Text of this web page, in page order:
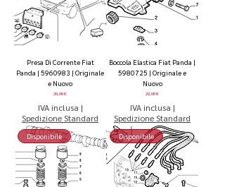
Presa Di Corrente Fiat
Panda | 5960983 | Originale
e Nuovo
Prezzo
20,00 €
IVA inclusa |
Spedizione Standard
Boccola Elastica Fiat Panda |
5980725 | Originale e
Nuovo
Prezzo
22,00 €
IVA inclusa |
Spedizione Standard
Disponibile Disponibile